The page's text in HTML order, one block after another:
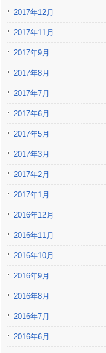
2017年12月
2017年11月
2017年9月
2017年8月
2017年7月
2017年6月
2017年5月
2017年3月
2017年2月
2017年1月
2016年12月
2016年11月
2016年10月
2016年9月
2016年8月
2016年7月
2016年6月